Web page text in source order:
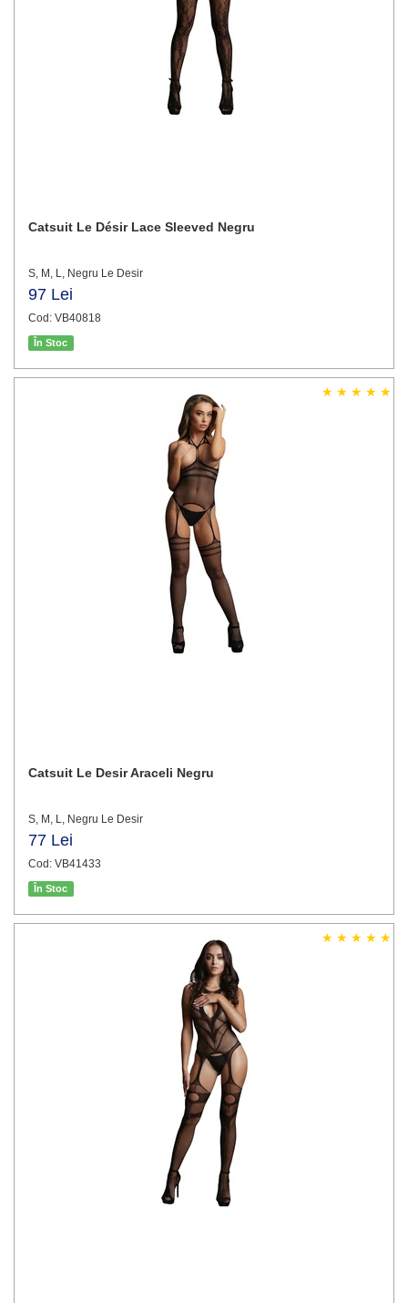
Catsuit Le Désir Lace Sleeved Negru
S, M, L, Negru Le Desir
97 Lei
Cod: VB40818
În Stoc
Catsuit Le Desir Araceli Negru
S, M, L, Negru Le Desir
77 Lei
Cod: VB41433
În Stoc